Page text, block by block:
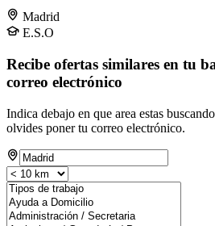
Madrid
E.S.O
Recibe ofertas similares en tu
correo electrónico
Indica debajo en que area estas
olvides poner tu correo electrónico.